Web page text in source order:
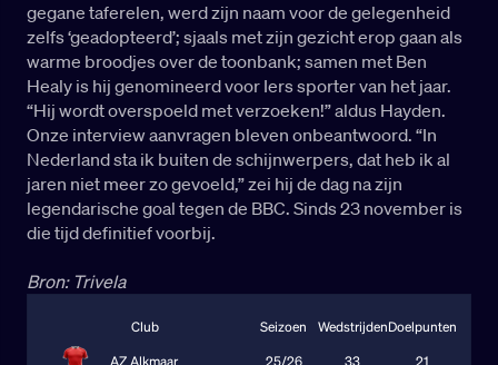
gegane taferelen, werd zijn naam voor de gelegenheid
zelfs ‘geadopteerd’; sjaals met zijn gezicht erop gaan als
warme broodjes over de toonbank; samen met Ben
Healy is hij genomineerd voor Iers sporter van het jaar.
“Hij wordt overspoeld met verzoeken!” aldus Hayden.
Onze interview aanvragen bleven onbeantwoord. “In
Nederland sta ik buiten de schijnwerpers, dat heb ik al
jaren niet meer zo gevoeld,” zei hij de dag na zijn
legendarische goal tegen de BBC. Sinds 23 november is
die tijd definitief voorbij.
Bron: Trivela